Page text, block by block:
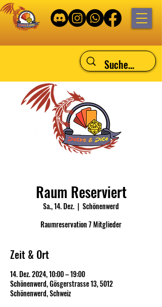
Raum Reserviert
Sa., 14. Dez.
  |
Schönenwerd
Raumreservation 7 Mitglieder
Zeit & Ort
14. Dez. 2024, 10:00 – 19:00
Schönenwerd, Gösgerstrasse 13, 5012
Schönenwerd, Schweiz